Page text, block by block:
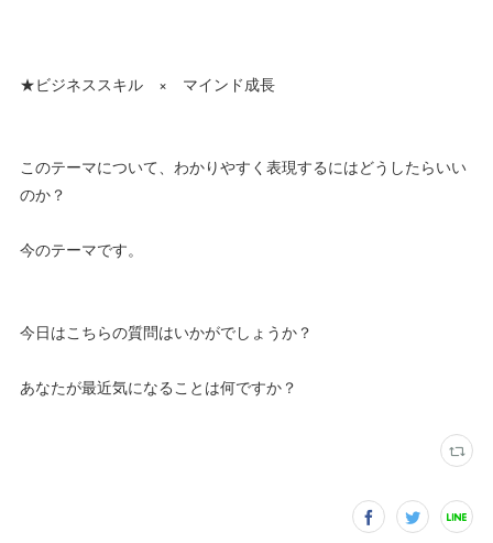
★ビジネススキル × マインド成長
このテーマについて、わかりやすく表現するにはどうしたらいい
のか？
今のテーマです。
今日はこちらの質問はいかがでしょうか？
あなたが最近気になることは何ですか？